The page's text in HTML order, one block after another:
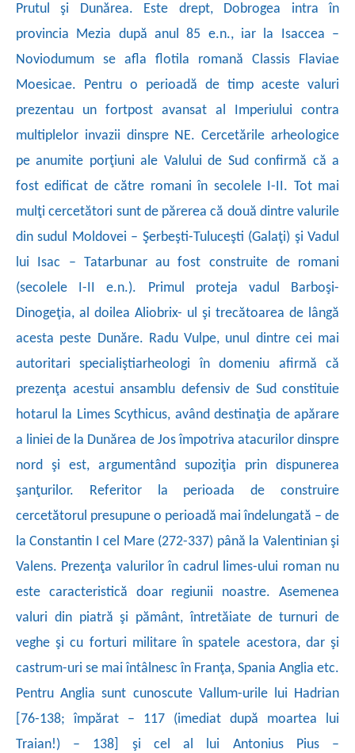
Prutul şi Dunărea. Este drept, Dobrogea intra în
provincia Mezia după anul 85 e.n., iar la Isaccea –
Noviodumum se afla flotila romană Classis Flaviae
Moesicae. Pentru o perioadă de timp aceste valuri
prezentau un fortpost avansat al Imperiului contra
multiplelor invazii dinspre NE. Cercetările arheologice
pe anumite porţiuni ale Valului de Sud confirmă că a
fost edificat de către romani în secolele I-II. Tot mai
mulţi cercetători sunt de părerea că două dintre valurile
din sudul Moldovei – Şerbeşti-Tuluceşti (Galaţi) şi Vadul
lui Isac – Tatarbunar au fost construite de romani
(secolele I-II e.n.). Primul proteja vadul Barboşi-
Dinogeţia, al doilea Aliobrix- ul şi trecătoarea de lângă
acesta peste Dunăre. Radu Vulpe, unul dintre cei mai
autoritari specialiştiarheologi în domeniu afirmă că
prezenţa acestui ansamblu defensiv de Sud constituie
hotarul la Limes Scythicus, având destinaţia de apărare
a liniei de la Dunărea de Jos împotriva atacurilor dinspre
nord şi est, argumentând supoziţia prin dispunerea
şanţurilor. Referitor la perioada de construire
cercetătorul presupune o perioadă mai îndelungată – de
la Constantin I cel Mare (272-337) până la Valentinian şi
Valens. Prezenţa valurilor în cadrul limes-ului roman nu
este caracteristică doar regiunii noastre. Asemenea
valuri din piatră şi pământ, întretăiate de turnuri de
veghe şi cu forturi militare înspatele acestora, dar şi
castrum-uri se mai întâlnesc în Franţa, Spania Anglia etc.
Pentru Anglia sunt cunoscute Vallum-urile lui Hadrian
[76-138; împărat – 117 (imediat după moartea lui
Traian!) – 138] şi cel al lui Antonius Pius –